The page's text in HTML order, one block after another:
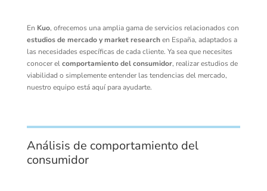
En Kuo, ofrecemos una amplia gama de servicios relacionados con
estudios de mercado y market researchen España, adaptados a
las necesidades específicas de cada cliente. Ya sea que necesites
conocer elcomportamiento del consumidor, realizar estudios de
viabilidad o simplemente entender las tendencias del mercado,
nuestro equipo está aquí para ayudarte.
Análisis de comportamiento del
consumidor